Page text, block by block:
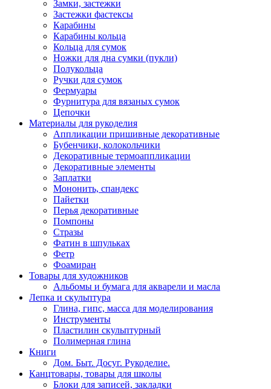
Замки, застежки
Застежки фастексы
Карабины
Карабины кольца
Кольца для сумок
Ножки для дна сумки (пукли)
Полукольца
Ручки для сумок
Фермуары
Фурнитура для вязаных сумок
Цепочки
Материалы для рукоделия
Аппликации пришивные декоративные
Бубенчики, колокольчики
Декоративные термоаппликации
Декоративные элементы
Заплатки
Мононить, спандекс
Пайетки
Перья декоративные
Помпоны
Стразы
Фатин в шпульках
Фетр
Фоамиран
Товары для художников
Альбомы и бумага для акварели и масла
Лепка и скульптура
Глина, гипс, масса для моделирования
Инструменты
Пластилин скульптурный
Полимерная глина
Книги
Дом. Быт. Досуг. Рукоделие.
Канцтовары, товары для школы
Блоки для записей, закладки